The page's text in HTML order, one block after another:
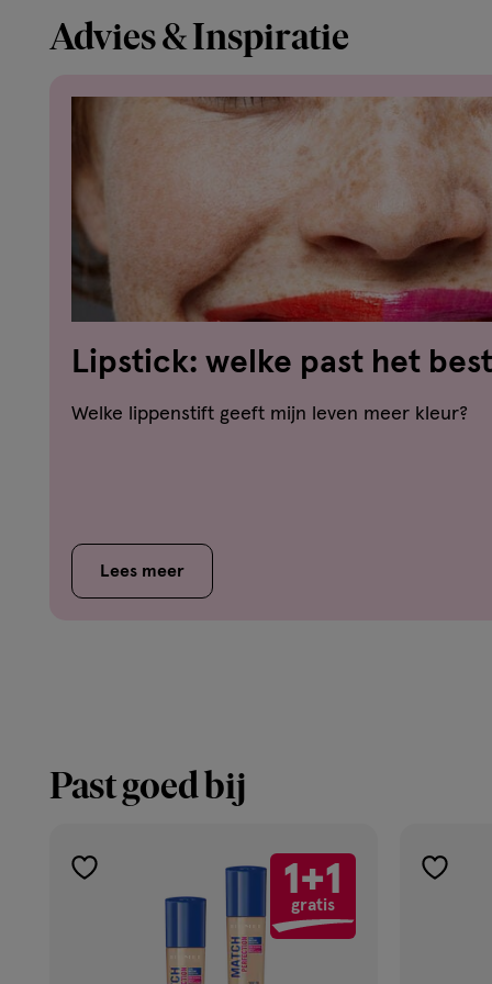
Advies & Inspiratie
Lipstick: welke past het
Welke lippenstift geeft mijn leven meer kleur?
Lees meer
Past goed bij
1+1
gratis
toevoegen